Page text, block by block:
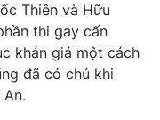
Thiên và Hữu
thi gay cấn
khán giả một cách
đã có chủ khi